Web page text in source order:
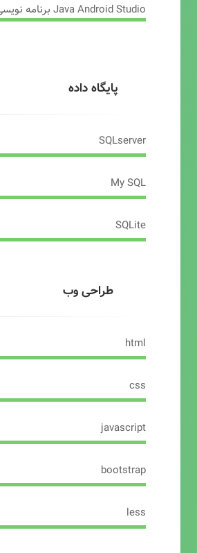
Java Android Studio برنامه نویسی اندروید
پایگاه داده
SQLserver
My SQL
SQLite
طراحی وب
html
css
javascript
bootstrap
less